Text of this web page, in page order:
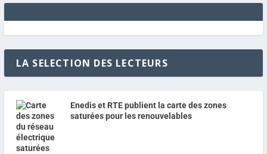
LA SELECTION DES LECTEURS
Enedis et RTE publient la carte des zones
saturées pour les renouvelables